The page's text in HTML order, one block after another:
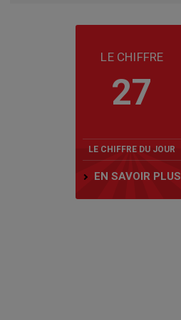
LE CHIFFRE
27
LE CHIFFRE DU JOUR
EN SAVOIR PLUS